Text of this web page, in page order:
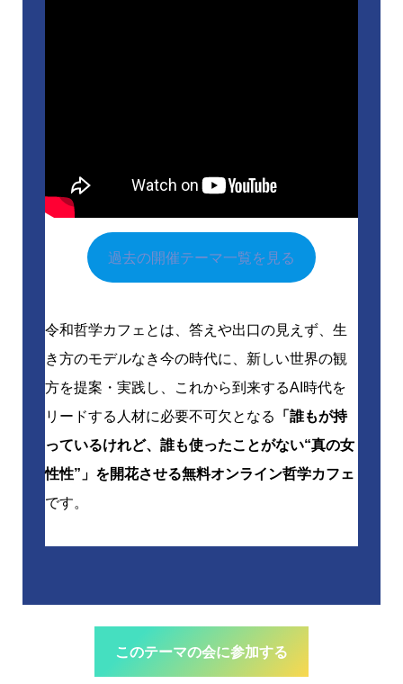
過去の開催テーマ一覧を見る
令和哲学カフェとは、答えや出口の見えず、生
き方のモデルなき今の時代に、新しい世界の観
方を提案・実践し、これから到来するAI時代を
リードする人材に必要不可欠となる
「誰もが持
っているけれど、誰も使ったことがない“真の女
性性”」を開花させる無料オンライン哲学カフェ
です。
このテーマの会に参加する